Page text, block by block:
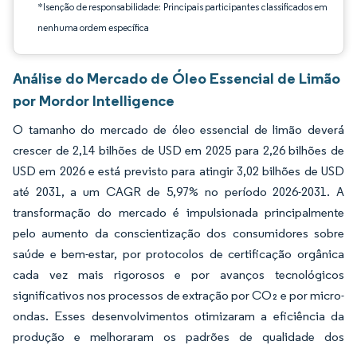
*Isenção de responsabilidade: Principais participantes classificados em
nenhuma ordem específica
Análise do Mercado de Óleo Essencial de Limão
por Mordor Intelligence
O tamanho do mercado de óleo essencial de limão deverá
crescer de 2,14 bilhões de USD em 2025 para 2,26 bilhões de
USD em 2026 e está previsto para atingir 3,02 bilhões de USD
até 2031, a um CAGR de 5,97% no período 2026-2031. A
transformação do mercado é impulsionada principalmente
pelo aumento da conscientização dos consumidores sobre
saúde e bem-estar, por protocolos de certificação orgânica
cada vez mais rigorosos e por avanços tecnológicos
significativos nos processos de extração por CO₂ e por micro-
ondas. Esses desenvolvimentos otimizaram a eficiência da
produção e melhoraram os padrões de qualidade dos